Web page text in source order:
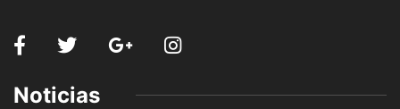
Noticias